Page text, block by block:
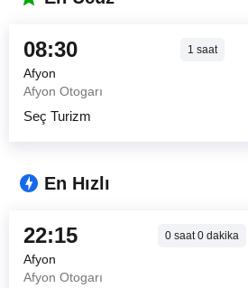
08:30 1 saat
Afyon
Afyon Otogarı
Seç Turizm
En Hızlı
22:15 0 saat0 dakika
Afyon
Afyon Otogarı